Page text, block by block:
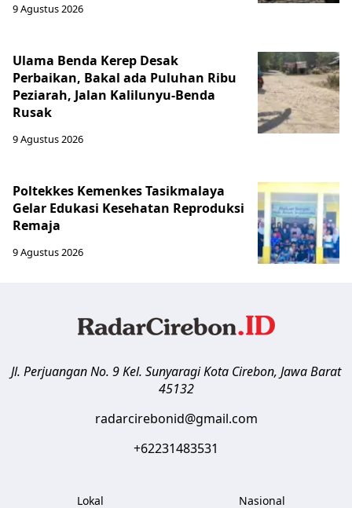
9 Agustus 2026
Ulama Benda Kerep Desak
Perbaikan, Bakal ada Puluhan Ribu
Peziarah, Jalan Kalilunyu-Benda
Rusak
9 Agustus 2026
Poltekkes Kemenkes Tasikmalaya
Gelar Edukasi Kesehatan Reproduksi
Remaja
9 Agustus 2026
Jl. Perjuangan No. 9 Kel. SunyaragiKota Cirebon, Jawa Barat
45132
radarcirebonid@gmail.com
+62231483531
Lokal Nasional